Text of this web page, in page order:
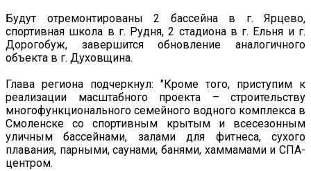
Будут отремонтированы 2 бассейна в г. Ярцево,
спортивная школа в г. Рудня, 2 стадиона в г. Ельня и г.
Дорогобуж, завершится обновление аналогичного
объекта в г. Духовщина.
Глава региона подчеркнул: "Кроме того, приступим к
реализации масштабного проекта – строительству
многофункционального семейного водного комплекса в
Смоленске со спортивным крытым и всесезонным
уличным бассейнами, залами для фитнеса, сухого
плавания, парными, саунами, банями, хаммамами и СПА-
центром.